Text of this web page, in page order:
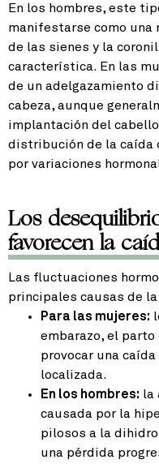
En los hombres, este
manifestarse como una
de las sienes y la
característica. En las
de un adelgazamiento
cabeza, aunque
implantación del
distribución de la caída
por variaciones
Los
favorecen la
Las fluctuaciones
principales causas de la
Para las mujeres:
embarazo, el
provocar una
localizada.
En los hombres: la
causada por la
pilosos a la
una pérdida